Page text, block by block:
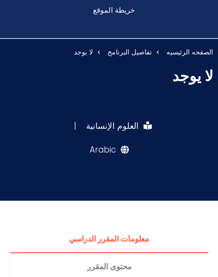
خريطة الموقع
الصفحه الرئيسيه تفاصيل البرنامج لا يوجد
لا يوجد
العلوم الإنسانية |
Arabic
معلومات المقرر الدراسي
محتوى المقرر